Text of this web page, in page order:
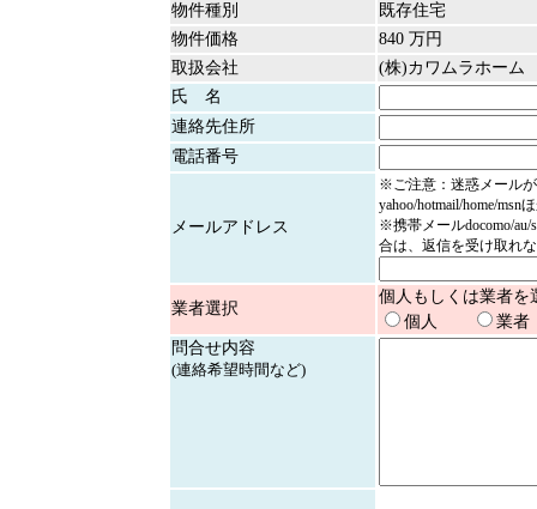
物件種別
既存住宅
物件価格
840 万円
取扱会社
(株)カワムラホーム
氏 名
連絡先住所
電話番号
メールアドレス
※ご注意：迷惑メール
yahoo/hotmail/home/msn
※携帯メールdocomo/au/
合は、返信を受け取れ
業者選択
個人もしくは業者を
個人
業者
問合せ内容
(連絡希望時間など)